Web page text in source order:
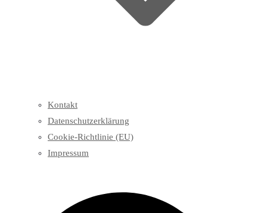
Kontakt
Datenschutzerklärung
Cookie-Richtlinie (EU)
Impressum